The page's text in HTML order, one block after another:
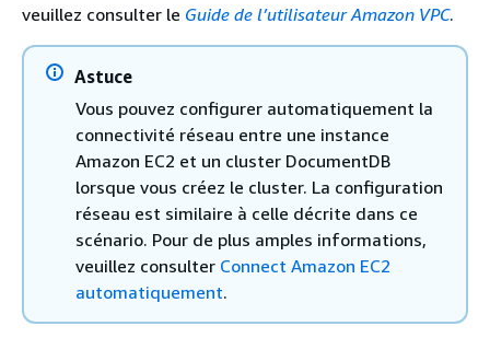
veuillez consulter le Guide de l’utilisateur Amazon VPC.
Astuce
Vous pouvez configurer automatiquement la
connectivité réseau entre une instance
Amazon EC2 et un cluster DocumentDB
lorsque vous créez le cluster. La configuration
réseau est similaire à celle décrite dans ce
scénario. Pour de plus amples informations,
veuillez consulter Connect Amazon EC2
automatiquement.